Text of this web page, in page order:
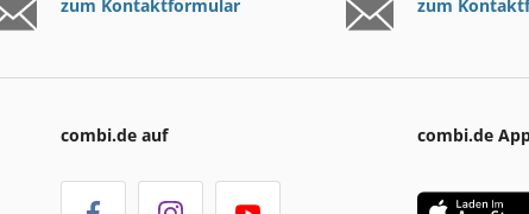
zum Kontaktformular zum
combi.de auf combi.de